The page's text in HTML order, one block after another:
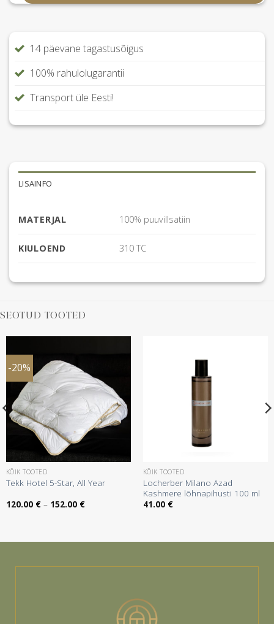
14 päevane tagastusõigus
100% rahulolugarantii
Transport üle Eesti!
LISAINFO
MATERJAL 100% puuvillsatiin
KIULOEND 310 TC
SEOTUD TOOTED
-20%
KÕIK TOOTED
Tekk Hotel 5-Star, All Year
120.00 € – 152.00 €Hinnavahemik:
120.00 €
KÕIK TOOTED
Locherber Milano Azad
Kashmere lõhnapihusti 100 ml
41.00 €